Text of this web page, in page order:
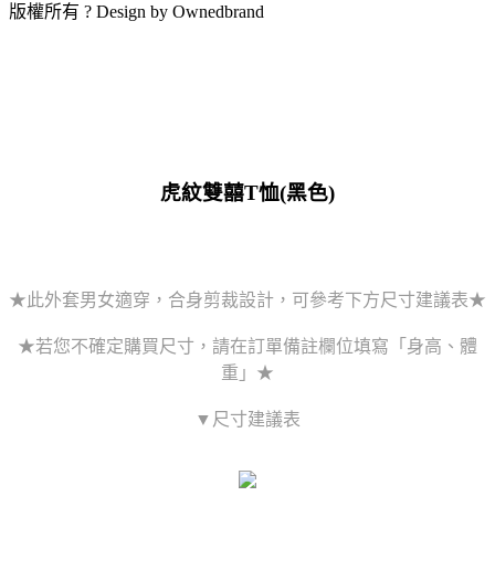
版權所有 ? Design by Ownedbrand
虎紋雙囍T恤(黑色)
★此外套男女適穿，合身剪裁設計，可參考下方尺寸建議表★
★若您不確定購買尺寸，請在訂單備註欄位填寫「身高、體
重」★
▼尺寸建議表